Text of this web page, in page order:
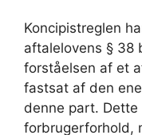
Koncipistreglen
aftalelovens § 38
forståelsen af et
fastsat af den
denne part.
forbrugerforhold,